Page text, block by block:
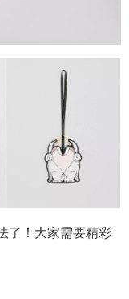
了！大家需要精彩